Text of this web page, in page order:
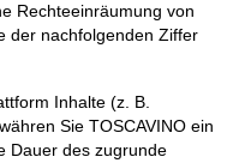
Rechteeinräumung von
der nachfolgenden Ziffer
Inhalte (z. B.
Sie TOSCAVINO ein
Dauer des zugrunde